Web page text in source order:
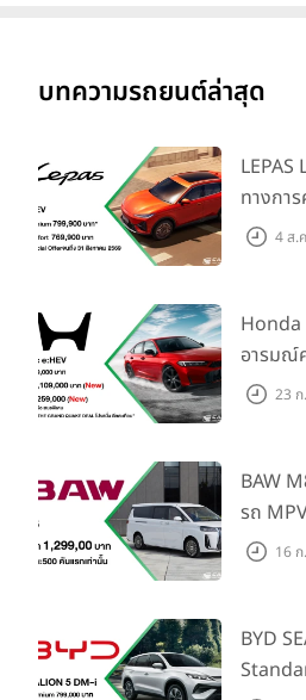
บทความรถยนต์ล่าสุด
LEPAS
ทางกา
วิสัยทัศ
4 ส.
Honda
อารมณ์
Honda
Traffic
ภายใน
น้ำมันมู
23
BAW
รถ
ตลาดค
แรก)
16
BYD